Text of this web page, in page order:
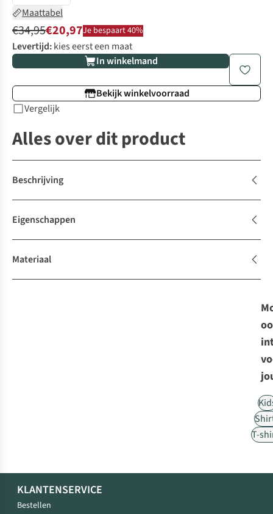
Maattabel
€34,95€20,97Je bespaart 40%
Levertijd:kies eerst een maat
In winkelmand
Bekijk winkelvoorraad
Vergelijk
Alles over dit product
Beschrijving
Eigenschappen
Materiaal
T-
KLANTENSERVICE
Bestellen